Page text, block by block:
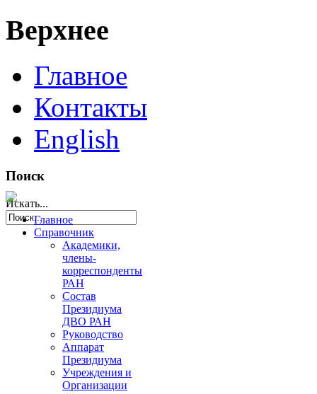
Верхнее
Главное
Контакты
English
Поиск
Искать...
Главное
Справочник
Академики,
члены-
корреспонденты
РАН
Состав
Президиума
ДВО РАН
Руководство
Аппарат
Президиума
Учреждения и
Организации